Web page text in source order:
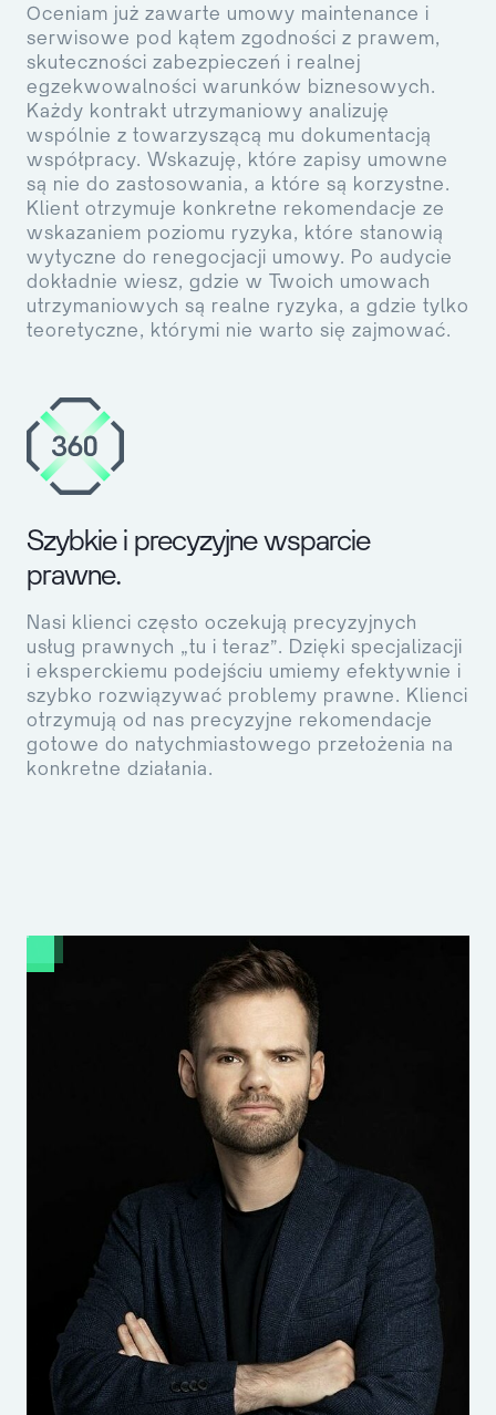
Oceniam już zawarte umowy maintenance i
serwisowe pod kątem zgodności z prawem,
skuteczności zabezpieczeń i realnej
egzekwowalności warunków biznesowych.
Każdy kontrakt utrzymaniowy analizuję
wspólnie z towarzyszącą mu dokumentacją
współpracy. Wskazuję, które zapisy umowne
są nie do zastosowania, a które są korzystne.
Klient otrzymuje konkretne rekomendacje ze
wskazaniem poziomu ryzyka, które stanowią
wytyczne do renegocjacji umowy. Po audycie
dokładnie wiesz, gdzie w Twoich umowach
utrzymaniowych są realne ryzyka, a gdzie tylko
teoretyczne, którymi nie warto się zajmować.
Szybkie i precyzyjne wsparcie
prawne.
Nasi klienci często oczekują precyzyjnych
usług prawnych „tu i teraz”. Dzięki specjalizacji
i eksperckiemu podejściu umiemy efektywnie i
szybko rozwiązywać problemy prawne. Klienci
otrzymują od nas precyzyjne rekomendacje
gotowe do natychmiastowego przełożenia na
konkretne działania.